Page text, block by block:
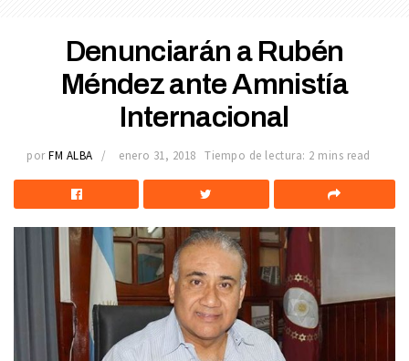
Denunciarán a Rubén
Méndez ante Amnistía
Internacional
por FM ALBA enero 31, 2018 Tiempo de lectura: 2 mins read